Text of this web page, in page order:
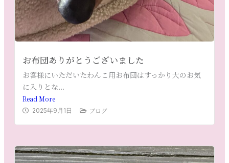
お布団ありがとうございました
お客様にいただいたわんこ用お布団はすっかり大のお気
に入りとな...
Read More
2025年9月1日 ブログ